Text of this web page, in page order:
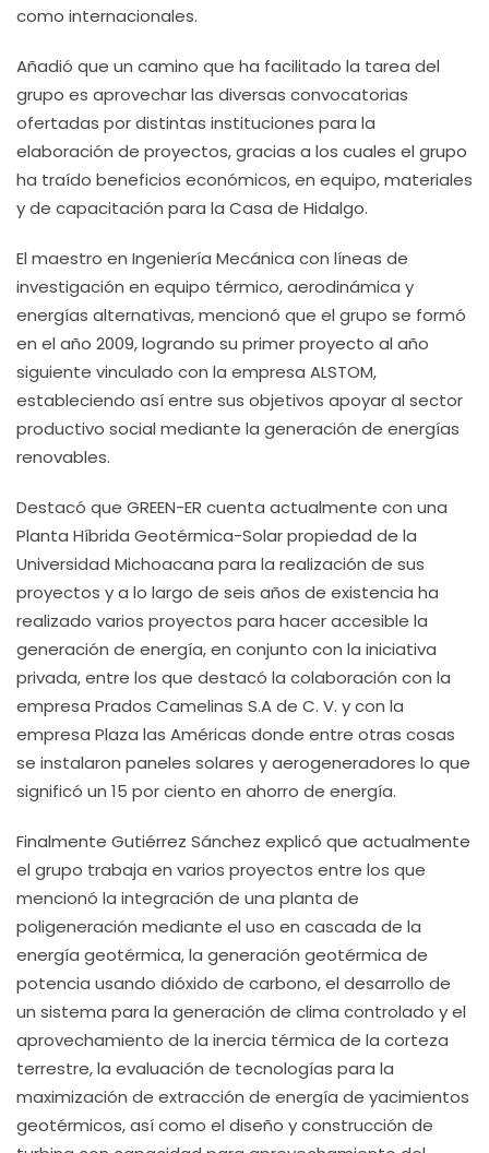
como internacionales.
Añadió que un camino que ha facilitado la tarea del
grupo es aprovechar las diversas convocatorias
ofertadas por distintas instituciones para la
elaboración de proyectos, gracias a los cuales el grupo
ha traído beneficios económicos, en equipo, materiales
y de capacitación para la Casa de Hidalgo.
El maestro en Ingeniería Mecánica con líneas de
investigación en equipo térmico, aerodinámica y
energías alternativas, mencionó que el grupo se formó
en el año 2009, logrando su primer proyecto al año
siguiente vinculado con la empresa ALSTOM,
estableciendo así entre sus objetivos apoyar al sector
productivo social mediante la generación de energías
renovables.
Destacó que GREEN-ER cuenta actualmente con una
Planta Híbrida Geotérmica-Solar propiedad de la
Universidad Michoacana para la realización de sus
proyectos y a lo largo de seis años de existencia ha
realizado varios proyectos para hacer accesible la
generación de energía, en conjunto con la iniciativa
privada, entre los que destacó la colaboración con la
empresa Prados Camelinas S.A de C. V. y con la
empresa Plaza las Américas donde entre otras cosas
se instalaron paneles solares y aerogeneradores lo que
significó un 15 por ciento en ahorro de energía.
Finalmente Gutiérrez Sánchez explicó que actualmente
el grupo trabaja en varios proyectos entre los que
mencionó la integración de una planta de
poligeneración mediante el uso en cascada de la
energía geotérmica, la generación geotérmica de
potencia usando dióxido de carbono, el desarrollo de
un sistema para la generación de clima controlado y el
aprovechamiento de la inercia térmica de la corteza
terrestre, la evaluación de tecnologías para la
maximización de extracción de energía de yacimientos
geotérmicos, así como el diseño y construcción de